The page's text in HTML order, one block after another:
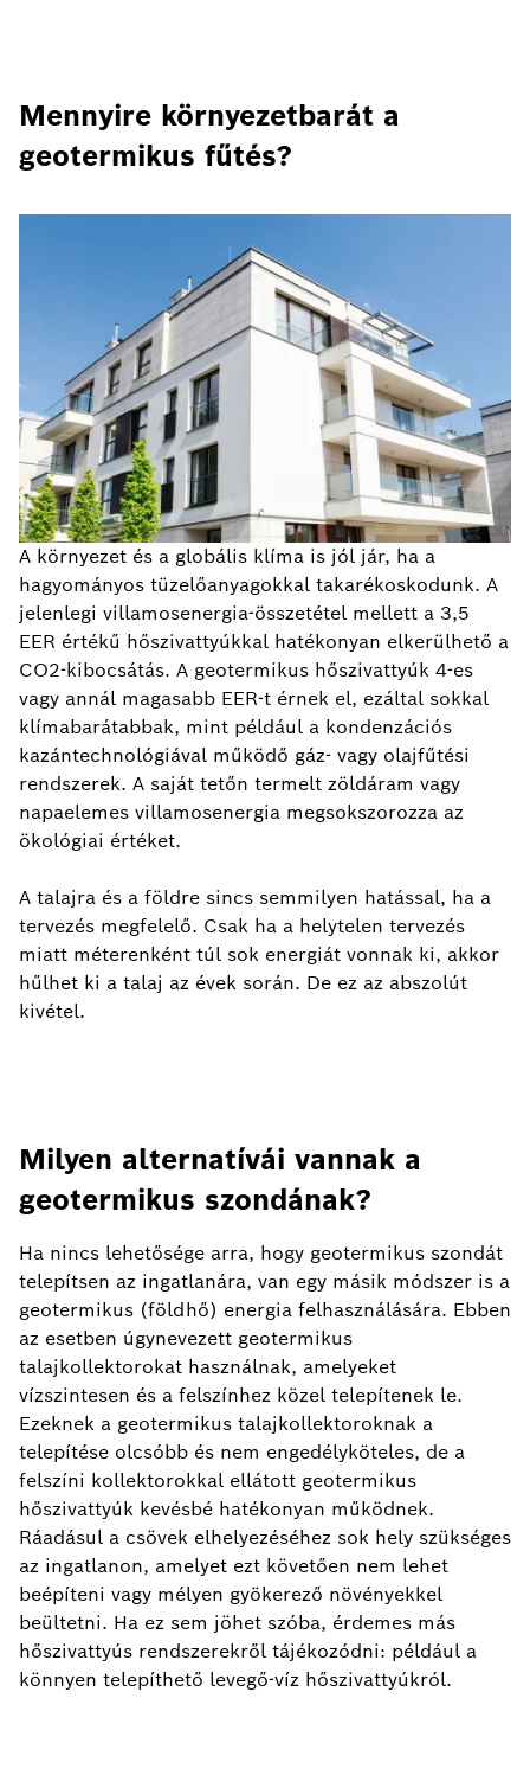
Mennyire környezetbarát a
geotermikus fűtés?
A környezet és a globális klíma is jól jár, ha a
hagyományos tüzelőanyagokkal takarékoskodunk. A
jelenlegi villamosenergia-összetétel mellett a 3,5
EER értékű hőszivattyúkkal hatékonyan elkerülhető a
CO2-kibocsátás. A geotermikus hőszivattyúk 4-es
vagy annál magasabb EER-t érnek el, ezáltal sokkal
klímabarátabbak, mint például a kondenzációs
kazántechnológiával működő gáz- vagy olajfűtési
rendszerek. A saját tetőn termelt zöldáram vagy
napaelemes villamosenergia megsokszorozza az
ökológiai értéket.
A talajra és a földre sincs semmilyen hatással, ha a
tervezés megfelelő. Csak ha a helytelen tervezés
miatt méterenként túl sok energiát vonnak ki, akkor
hűlhet ki a talaj az évek során. De ez az abszolút
kivétel.
Milyen alternatívái vannak a
geotermikus szondának?
Ha nincs lehetősége arra, hogy geotermikus szondát
telepítsen az ingatlanára, van egy másik módszer is a
geotermikus (földhő) energia felhasználására. Ebben
az esetben úgynevezett geotermikus
talajkollektorokat használnak, amelyeket
vízszintesen és a felszínhez közel telepítenek le.
Ezeknek a geotermikus talajkollektoroknak a
telepítése olcsóbb és nem engedélyköteles, de a
felszíni kollektorokkal ellátott geotermikus
hőszivattyúk kevésbé hatékonyan működnek.
Ráadásul a csövek elhelyezéséhez sok hely szükséges
az ingatlanon, amelyet ezt követően nem lehet
beépíteni vagy mélyen gyökerező növényekkel
beültetni. Ha ez sem jöhet szóba, érdemes más
hőszivattyús rendszerekről tájékozódni: például a
könnyen telepíthető levegő-víz hőszivattyúkról.